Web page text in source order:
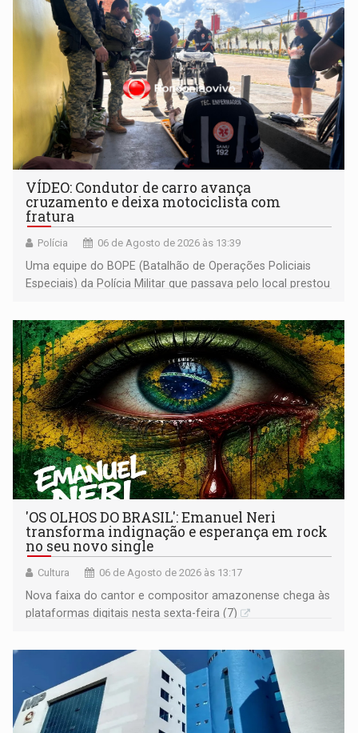
VÍDEO: Condutor de carro avança
cruzamento e deixa motociclista com
fratura
Polícia 06 de Agosto de 2026 às 13:39
Uma equipe do BOPE (Batalhão de Operações Policiais
Especiais) da Polícia Militar que passava pelo local prestou
'OS OLHOS DO BRASIL': Emanuel Neri
transforma indignação e esperança em rock
no seu novo single
Cultura 06 de Agosto de 2026 às 13:17
Nova faixa do cantor e compositor amazonense chega às
plataformas digitais nesta sexta-feira (7)